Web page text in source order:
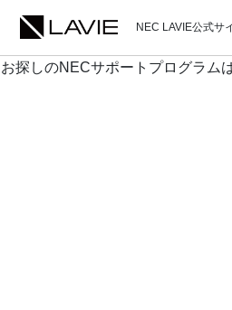
NEC LAVIE公式サ
お探しのNECサポートプログラム